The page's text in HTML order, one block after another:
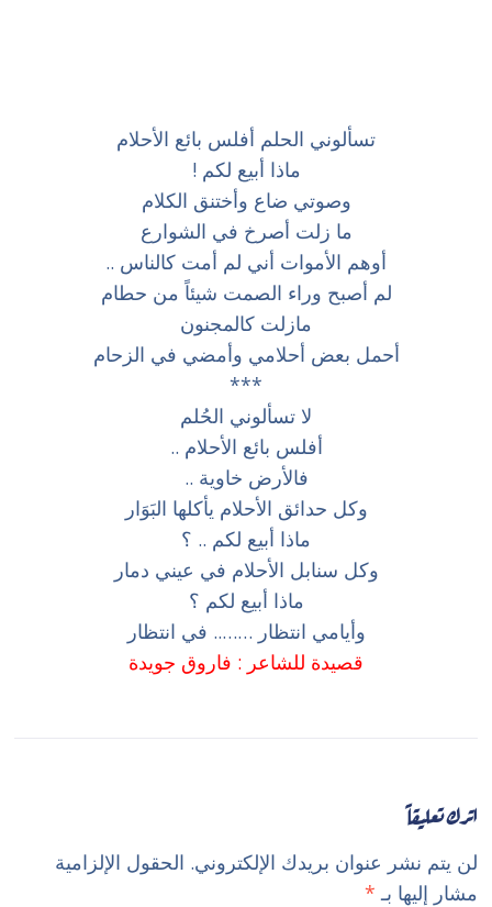
تسألوني الحلم أفلس بائع الأحلام
ماذا أبيع لكم !
وصوتي ضاع وأختنق الكلام
ما زلت أصرخ في الشوارع
أوهم الأموات أني لم أمت كالناس ..
لم أصبح وراء الصمت شيئاً من حطام
مازلت كالمجنون
أحمل بعض أحلامي وأمضي في الزحام
***
لا تسألوني الحُلم
أفلس بائع الأحلام ..
فالأرض خاوية ..
وكل حدائق الأحلام يأكلها البَوَار
ماذا أبيع لكم .. ؟
وكل سنابل الأحلام في عيني دمار
ماذا أبيع لكم ؟
وأيامي انتظار …….. في انتظار
قصيدة للشاعر : فاروق جويدة
اترك تعليقاً
لن يتم نشر عنوان بريدك الإلكتروني. الحقول الإلزامية
مشار إليها بـ *